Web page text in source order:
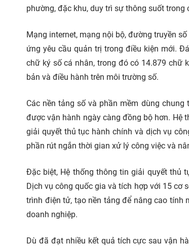
phường, đặc khu, duy trì sự thông suốt
Mạng internet, mạng nội bộ, đường truyền
ứng yêu cầu quản trị trong điều kiện mới.
chữ ký số cá nhân, trong đó có 14.879 chữ
bản và điều hành trên môi trường số.
Các nền tảng số và phần mềm dùng
được vận hành ngày càng đồng bộ hơn. Hệ
giải quyết thủ tục hành chính và dịch vụ
phần rút ngắn thời gian xử lý công việc và
Đặc biệt, Hệ thống thông tin giải quyết thủ
Dịch vụ công quốc gia và tích hợp với 15 cơ
trình điện tử, tạo nền tảng để nâng cao tính
doanh nghiệp.
Dù đã đạt nhiều kết quả tích cực sau vận